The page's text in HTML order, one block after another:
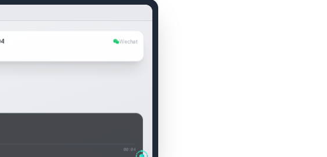
Wechat
00:05